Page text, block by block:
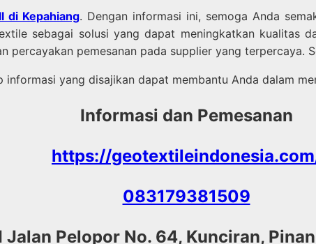
di Kepahiang. Dengan informasi ini, semoga Anda
sebagai solusi yang dapat meningkatkan kualitas
percayakan pemesanan pada supplier yang terpercaya.
yang disajikan dapat membantu Anda dalam
Informasi dan Pemesanan
https://
083179381509
Jalan Pelopor No. 64, Kunciran,